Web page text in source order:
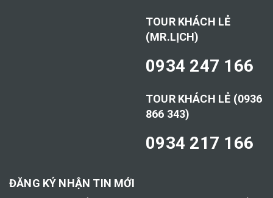
TOUR KHÁCH LẺ
(MR.LỊCH)
0934 247 166
TOUR KHÁCH LẺ (0936
866 343)
0934 217 166
ĐĂNG KÝ NHẬN TIN MỚI